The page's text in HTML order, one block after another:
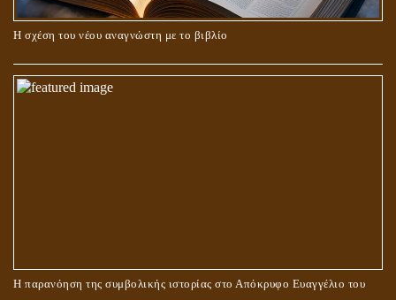
Η σχέση του νέου αναγνώστη με το βιβλίο
Η παρανόηση της συμβολικής ιστορίας στο Απόκρυφο Ευαγγέλιο του